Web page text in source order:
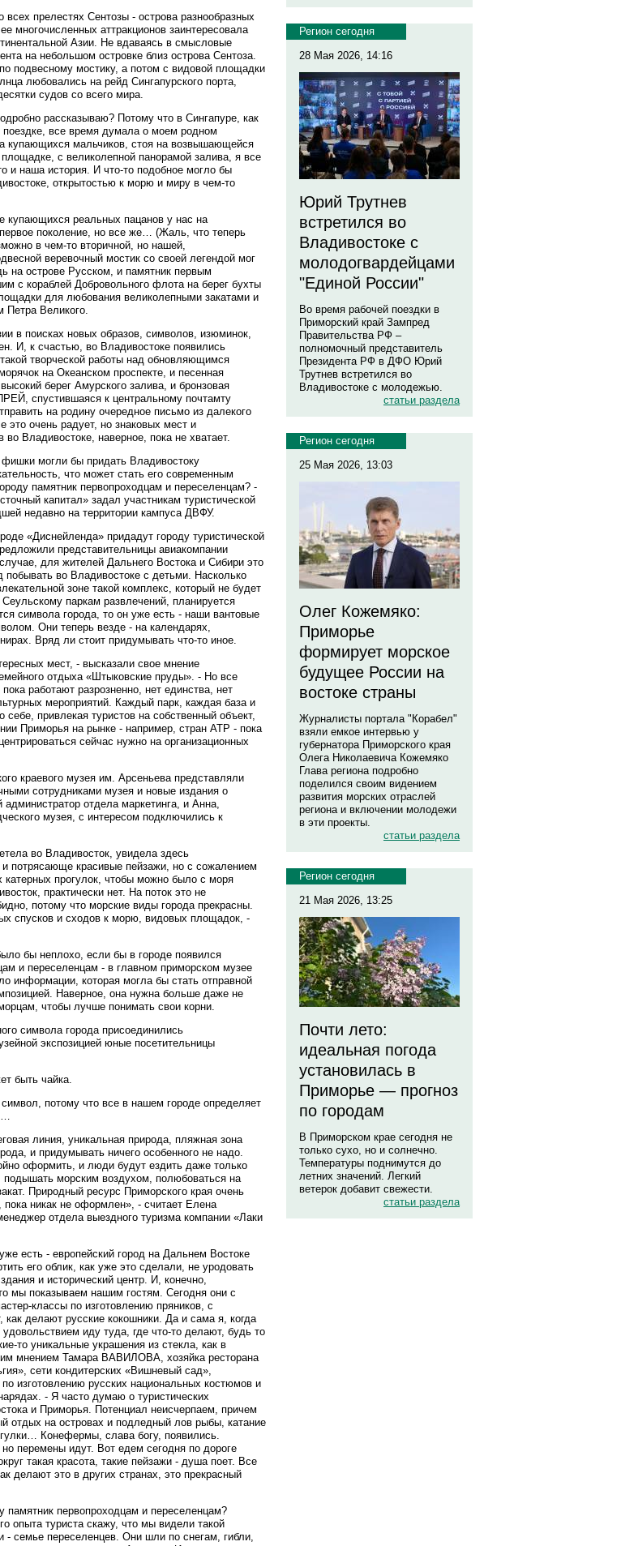
всех прелестях Сентозы - острова разнообразных
многочисленных аттракционов заинтересовала
Азии. Не вдаваясь в смысловые
на небольшом островке близ острова Сентоза.
подвесному мостику, а потом с видовой площадки
любовались на рейд Сингапурского порта,
судов со всего мира.
рассказываю? Потому что в Сингапуре, как
поездке, все время думала о моем родном
купающихся мальчиков, стоя на возвышающейся
с великолепной панорамой залива, я все
и наша история. И что-то подобное могло бы
открытостью к морю и миру в чем-то
купающихся реальных пацанов у нас на
поколение, но все же… (Жаль, что теперь
в чем-то вторичной, но нашей,
веревочный мостик со своей легендой мог
на острове Русском, и памятник первым
с кораблей Добровольного флота на берег бухты
для любования великолепными закатами и
Петра Великого.
в поисках новых образов, символов, изюминок,
И, к счастью, во Владивостоке появились
творческой работы над обновляющимся
на Океанском проспекте, и песенная
берег Амурского залива, и бронзовая
спустившаяся к центральному почтамту
на родину очередное письмо из далекого
это очень радует, но знаковых мест и
во Владивостоке, наверное, пока не хватает.
могли бы придать Владивостоку
что может стать его современным
памятник первопроходцам и переселенцам? -
капитал» задал участникам туристической
недавно на территории кампуса ДВФУ.
«Диснейленда» придадут городу туристической
представительницы авиакомпании
для жителей Дальнего Востока и Сибири это
во Владивостоке с детьми. Насколько
зоне такой комплекс, который не будет
паркам развлечений, планируется
символа города, то он уже есть - наши вантовые
Они теперь везде - на календарях,
Вряд ли стоит придумывать что-то иное.
мест, - высказали свое мнение
отдыха «Штыковские пруды». - Но все
работают разрозненно, нет единства, нет
мероприятий. Каждый парк, каждая база и
себе, привлекая туристов на собственный объект,
Приморья на рынке - например, стран АТР - пока
сейчас нужно на организационных
краевого музея им. Арсеньева представляли
сотрудниками музея и новые издания о
отдела маркетинга, и Анна,
музея, с интересом подключились к
во Владивосток, увидела здесь
потрясающе красивые пейзажи, но с сожалением
катерных прогулок, чтобы можно было с моря
практически нет. На поток это не
потому что морские виды города прекрасны.
спусков и сходов к морю, видовых площадок, -
бы неплохо, если бы в городе появился
и переселенцам - в главном приморском музее
информации, которая могла бы стать отправной
Наверное, она нужна больше даже не
чтобы лучше понимать свои корни.
символа города присоединились
экспозицией юные посетительницы
быть чайка.
потому что все в нашем городе определяет
линия, уникальная природа, пляжная зона
и придумывать ничего особенного не надо.
оформить, и люди будут ездить даже только
подышать морским воздухом, полюбоваться на
Природный ресурс Приморского края очень
пока никак не оформлен», - считает Елена
отдела выездного туризма компании «Лаки
есть - европейский город на Дальнем Востоке
его облик, как уже это сделали, не уродовать
и исторический центр. И, конечно,
мы показываем нашим гостям. Сегодня они с
классы по изготовлению пряников, с
как делают русские кокошники. Да и сама я, когда
иду туда, где что-то делают, будь то
то уникальные украшения из стекла, как в
мнением Тамара ВАВИЛОВА, хозяйка ресторана
сети кондитерских «Вишневый сад»,
изготовлению русских национальных костюмов и
- Я часто думаю о туристических
и Приморья. Потенциал неисчерпаем, причем
отдых на островах и подледный лов рыбы, катание
Конефермы, слава богу, появились.
перемены идут. Вот едем сегодня по дороге
такая красота, такие пейзажи - душа поет. Все
делают это в других странах, это прекрасный
памятник первопроходцам и переселенцам?
опыта туриста скажу, что мы видели такой
- семье переселенцев. Они шли по снегам, гибли,
Регион сегодня
28 Мая 2026, 14:16
Юрий Трутнев
встретился во
Владивостоке с
молодогвардейцами
"Единой России"
Во время рабочей поездки в
Приморский край Зампред
Правительства РФ –
полномочный представитель
Президента РФ в ДФО Юрий
Трутнев встретился во
Владивостоке с молодежью.
статьи раздела
Регион сегодня
25 Мая 2026, 13:03
Олег Кожемяко:
Приморье
формирует морское
будущее России на
востоке страны
Журналисты портала "Корабел"
взяли емкое интервью у
губернатора Приморского края
Олега Николаевича Кожемяко
Глава региона подробно
поделился своим видением
развития морских отраслей
региона и включении молодежи
в эти проекты.
статьи раздела
Регион сегодня
21 Мая 2026, 13:25
Почти лето:
идеальная погода
установилась в
Приморье — прогноз
по городам
В Приморском крае сегодня не
только сухо, но и солнечно.
Температуры поднимутся до
летних значений. Легкий
ветерок добавит свежести.
статьи раздела